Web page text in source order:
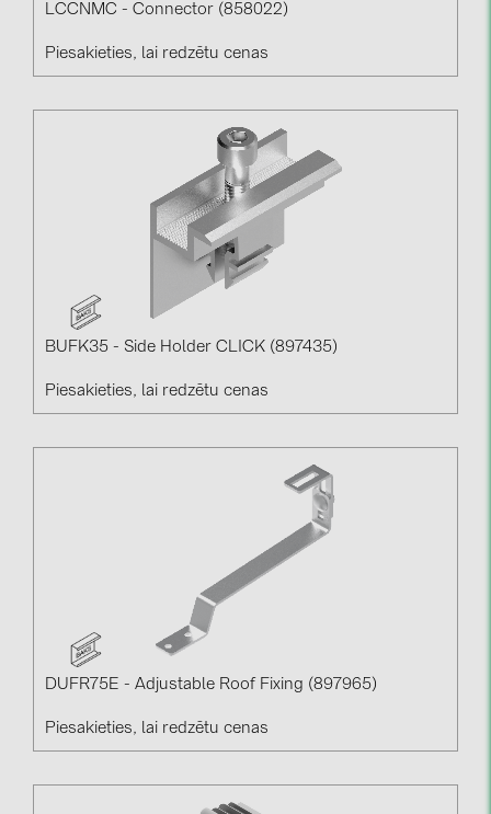
LCCNMC - Connector (858022)
Piesakieties, lai redzētu cenas
BUFK35 - Side Holder CLICK (897435)
Piesakieties, lai redzētu cenas
DUFR75E - Adjustable Roof Fixing (897965)
Piesakieties, lai redzētu cenas